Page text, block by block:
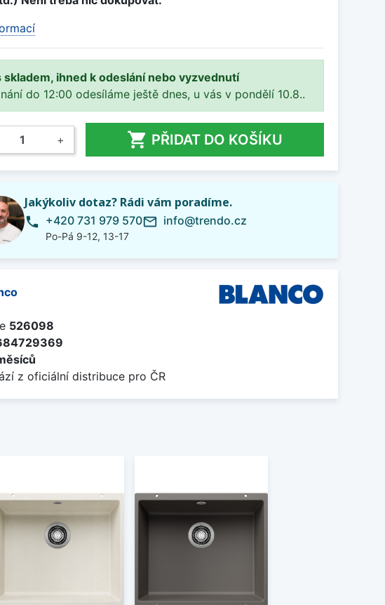
skladem, ihned k odeslání nebo vyzvednutí
do 12:00 odesíláme ještě dnes, u vás v pondělí 10.8..
+  PŘIDAT DO KOŠÍKU
Jakýkoliv dotaz? Rádi vám poradíme.
phone +420 731 979 570
Po-Pá 9-12, 13-17
mail_outline info@trendo.cz
526098
z oficiální distribuce pro ČR